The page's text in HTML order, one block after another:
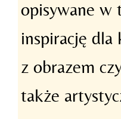
opisywane w
inspirację dla
z obrazem
także